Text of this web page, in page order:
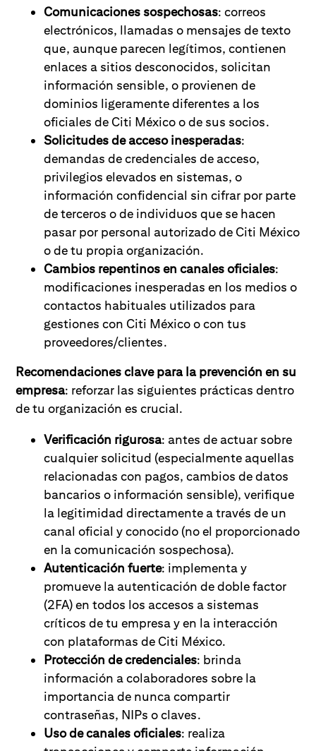
Comunicaciones sospechosas: correos
electrónicos, llamadas o mensajes de texto
que, aunque parecen legítimos, contienen
enlaces a sitios desconocidos, solicitan
información sensible, o provienen de
dominios ligeramente diferentes a los
oficiales de Citi México o de sus socios.
Solicitudes de acceso inesperadas:
demandas de credenciales de acceso,
privilegios elevados en sistemas, o
información confidencial sin cifrar por parte
de terceros o de individuos que se hacen
pasar por personal autorizado de Citi México
o de tu propia organización.
Cambios repentinos en canales oficiales:
modificaciones inesperadas en los medios o
contactos habituales utilizados para
gestiones con Citi México o con tus
proveedores/clientes.
Recomendaciones clave para la prevención en su
empresa: reforzar las siguientes prácticas dentro
de tu organización es crucial.
Verificación rigurosa: antes de actuar sobre
cualquier solicitud (especialmente aquellas
relacionadas con pagos, cambios de datos
bancarios o información sensible), verifique
la legitimidad directamente a través de un
canal oficial y conocido (no el proporcionado
en la comunicación sospechosa).
Autenticación fuerte: implementa y
promueve la autenticación de doble factor
(2FA) en todos los accesos a sistemas
críticos de tu empresa y en la interacción
con plataformas de Citi México.
Protección de credenciales: brinda
información a colaboradores sobre la
importancia de nunca compartir
contraseñas, NIPs o claves.
Uso de canales oficiales: realiza